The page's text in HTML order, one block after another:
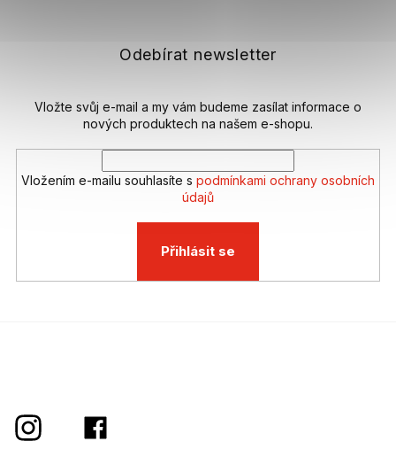
Odebírat newsletter
Vložte svůj e-mail a my vám budeme zasílat informace o
nových produktech na našem e-shopu.
Vložením e-mailu souhlasíte s podmínkami ochrany osobních
údajů
Přihlásit se